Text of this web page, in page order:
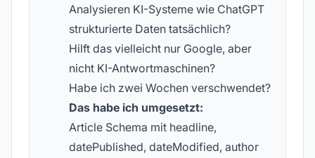
Analysieren KI-Systeme wie ChatGPT
strukturierte Daten tatsächlich?
Hilft das vielleicht nur Google, aber
nicht KI-Antwortmaschinen?
Habe ich zwei Wochen verschwendet?
Das habe ich umgesetzt:
Article Schema mit headline,
datePublished, dateModified, author